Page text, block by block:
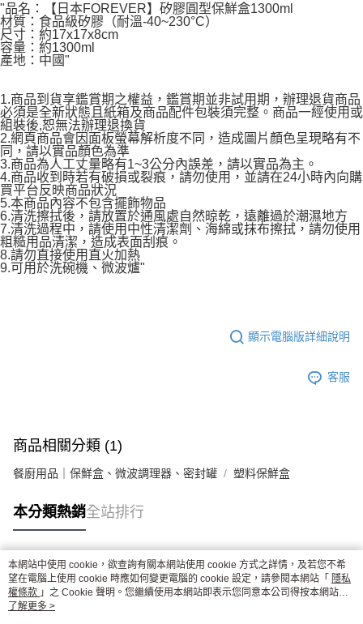
"品名：【日本FOREVER】矽膠圓型保鮮盒1300ml
材質：食品級矽膠（耐溫-40~230°C）
尺寸：約17x17x8cm
容量：約1300ml
產地：中國"
1.商品到貨享鑑賞期之權益，鑑賞期並非試用期，辦理退貨商品
必須是全新狀態且紙箱及商品配件包裝須完整。商品一經使用或
組裝後,恕無法辦理退換貨
2.網頁商品會因面板螢幕解析度不同，造成圖片顏色呈現略有不
同，請以實品顏色為準
3.商品為人工丈量略有1~3公分內誤差，請以實品為主。
4.商品收到時若有破損或裂痕，請勿使用，並請在24小時內向購
買平台反映商品狀況
5.本商品內容不包含擺飾物品
6.清洗擦拭後，請放置於通風處自然晾乾，遠離過於潮濕地方
7.清洗過程中，請使用中性清潔劑、海綿或抹布擦拭，請勿使用
粗糙用品清潔，造成表面刮痕。
8.請勿直接使用直火加熱
9.可用於洗碗機、微波爐"
顯示電腦版詳細說明
客服
商品相關分類 (1)
餐廚用品｜保鮮盒、微波調理器、密封罐 塑料保鮮盒
本分類熱銷全站排行
熱門標籤
本網站中使用 cookie，欲查詢有關本網站使用 cookie 方式之詳情，及若您不希
望在電腦上使用 cookie 時應如何變更電腦的 cookie 設定，請參閱本網站「 隱私
權條款 」之 Cookie 聲明。您繼續使用本網站即表示您同意本公司得按本網站使
用條款之 Cookie 聲明使用 cookie。
了解更多 >